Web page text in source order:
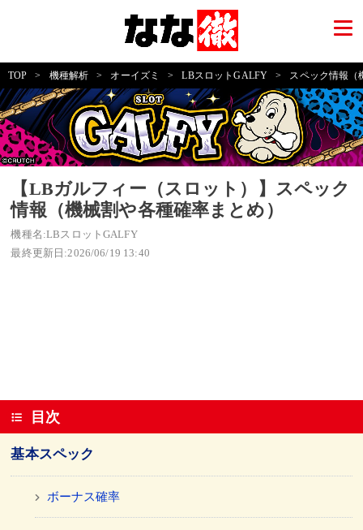
TOP > 機種解析 > オーイズミ > LBスロットGALFY > スペック情報（
【LBガルフィー（スロット）】スペック
情報（機械割や各種確率まとめ）
機種名:LBスロットGALFY
最終更新日:2026/06/19 13:40
目次
基本スペック
ボーナス確率